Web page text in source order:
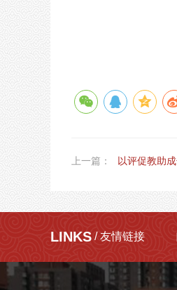
上一篇： 以评促教助
LINKS / 友情链接